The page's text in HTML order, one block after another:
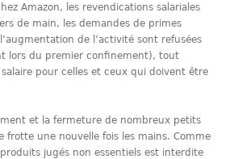
Amazon, les revendications salariales
de main, les demandes de primes
de l’activité sont refusées
lors du premier confinement), tout
pour celles et ceux qui doivent être
et la fermeture de nombreux petits
frotte une nouvelle fois les mains. Comme
jugés non essentiels est interdite